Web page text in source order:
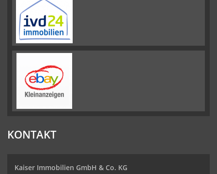
KONTAKT
Kaiser Immobilien GmbH & Co. KG